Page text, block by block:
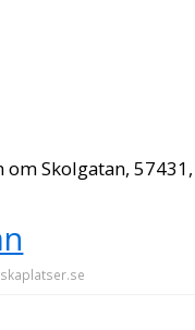
Skolgatan, 57431,